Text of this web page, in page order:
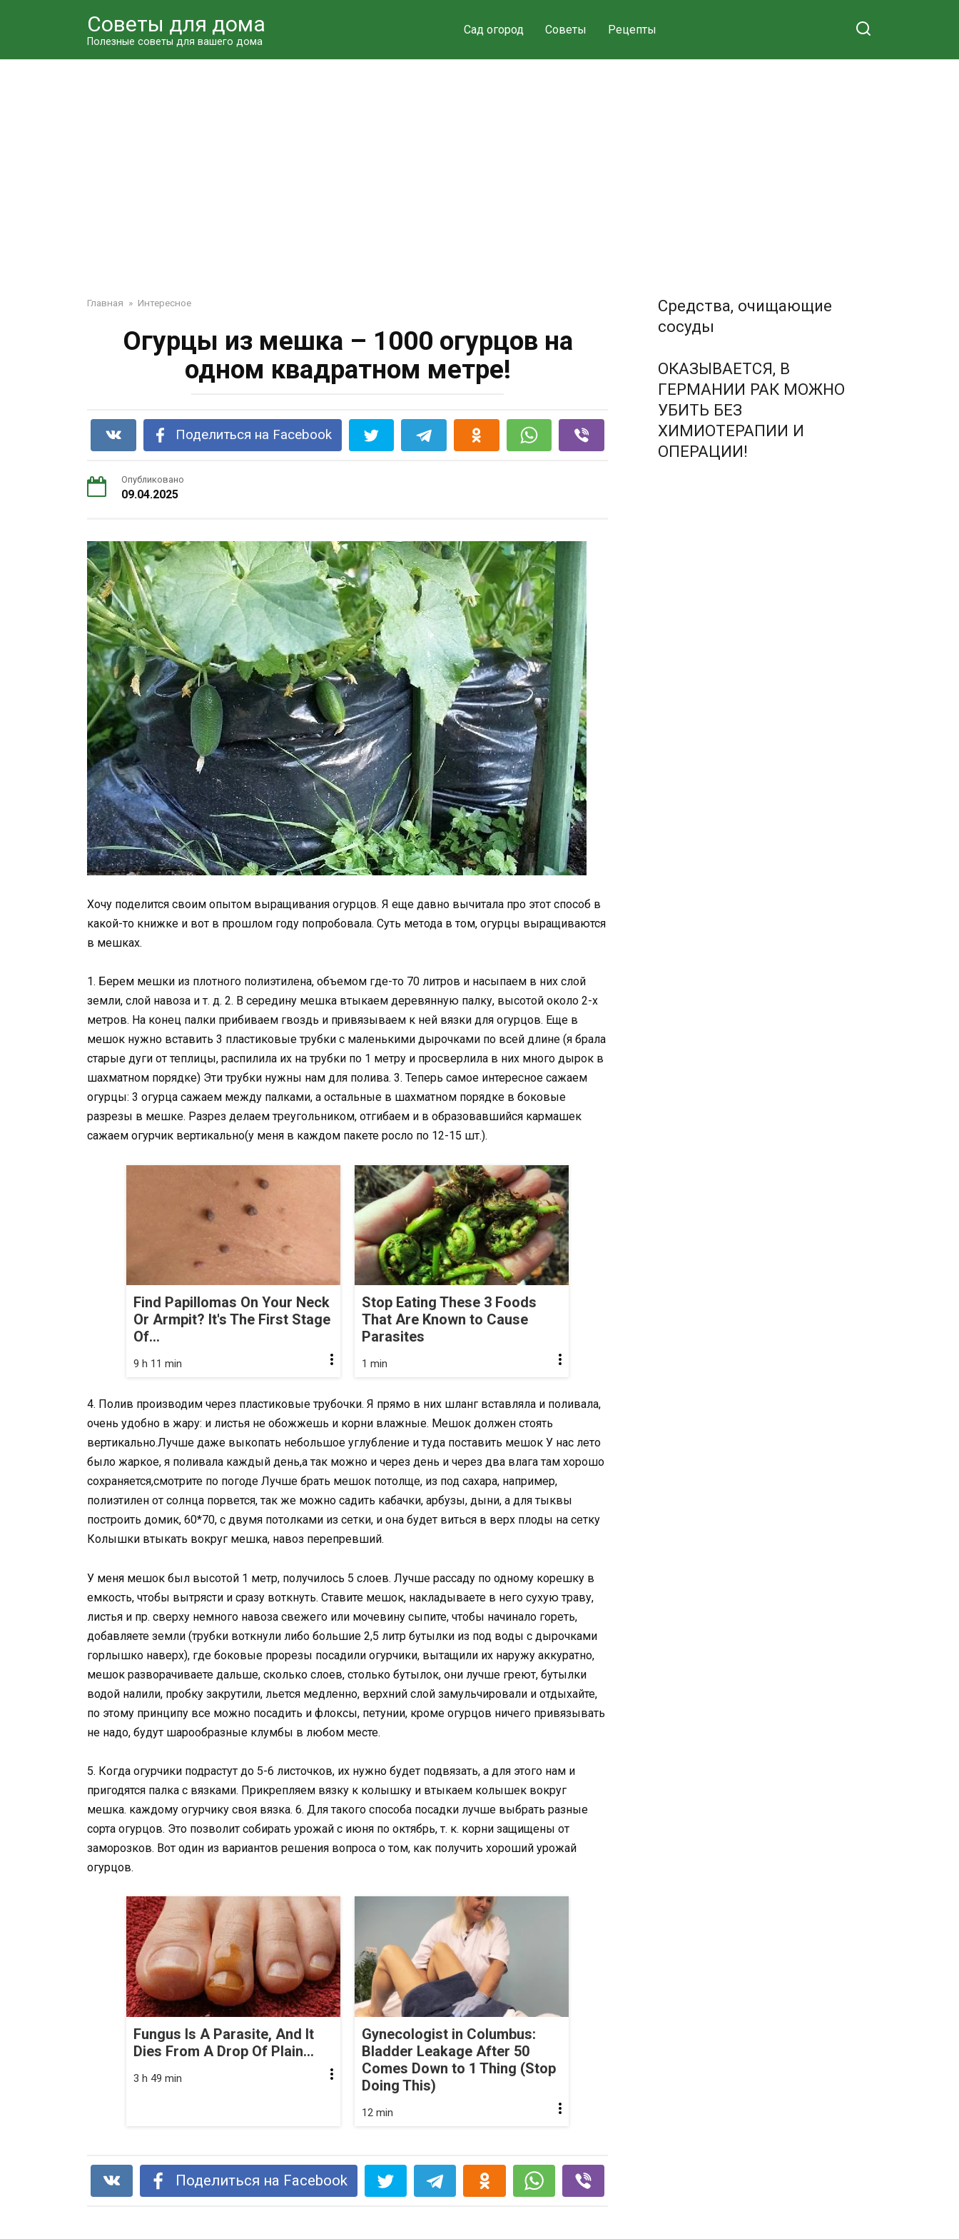
Советы для дома
Полезные советы для вашего дома
Сад огород Советы Рецепты
Главная » Интересное
Огурцы из мешка – 1000 огурцов на
одном квадратном метре!
Поделиться на Facebook
Опубликовано
09.04.2025
Хочу поделится своим опытом выращивания огурцов. Я еще давно вычитала про этот способ в
какой-то книжке и вот в прошлом году попробовала. Суть метода в том, огурцы выращиваются
в мешках.
1. Берем мешки из плотного полиэтилена, объемом где-то 70 литров и насыпаем в них слой
земли, слой навоза и т. д. 2. В середину мешка втыкаем деревянную палку, высотой около 2-х
метров. На конец палки прибиваем гвоздь и привязываем к ней вязки для огурцов. Еще в
мешок нужно вставить 3 пластиковые трубки с маленькими дырочками по всей длине (я брала
старые дуги от теплицы, распилила их на трубки по 1 метру и просверлила в них много дырок в
шахматном порядке) Эти трубки нужны нам для полива. 3. Теперь самое интересное сажаем
огурцы: 3 огурца сажаем между палками, а остальные в шахматном порядке в боковые
разрезы в мешке. Разрез делаем треугольником, отгибаем и в образовавшийся кармашек
сажаем огурчик вертикально(у меня в каждом пакете росло по 12-15 шт.).
Find Papillomas On Your Neck
Or Armpit? It's The First Stage
Of...
9 h 11 min
Stop Eating These 3 Foods
That Are Known to Cause
Parasites
1 min
4. Полив производим через пластиковые трубочки. Я прямо в них шланг вставляла и поливала,
очень удобно в жару: и листья не обожжешь и корни влажные. Мешок должен стоять
вертикально.Лучше даже выкопать небольшое углубление и туда поставить мешок У нас лето
было жаркое, я поливала каждый день,а так можно и через день и через два влага там хорошо
сохраняется,смотрите по погоде Лучше брать мешок потолще, из под сахара, например,
полиэтилен от солнца порвется, так же можно садить кабачки, арбузы, дыни, а для тыквы
построить домик, 60*70, с двумя потолками из сетки, и она будет виться в верх плоды на сетку
Колышки втыкать вокруг мешка, навоз перепревший.
У меня мешок был высотой 1 метр, получилось 5 слоев. Лучше рассаду по одному корешку в
емкость, чтобы вытрясти и сразу воткнуть. Ставите мешок, накладываете в него сухую траву,
листья и пр. сверху немного навоза свежего или мочевину сыпите, чтобы начинало гореть,
добавляете земли (трубки воткнули либо большие 2,5 литр бутылки из под воды с дырочками
горлышко наверх), где боковые прорезы посадили огурчики, вытащили их наружу аккуратно,
мешок разворачиваете дальше, сколько слоев, столько бутылок, они лучше греют, бутылки
водой налили, пробку закрутили, льется медленно, верхний слой замульчировали и отдыхайте,
по этому принципу все можно посадить и флоксы, петунии, кроме огурцов ничего привязывать
не надо, будут шарообразные клумбы в любом месте.
5. Когда огурчики подрастут до 5-6 листочков, их нужно будет подвязать, а для этого нам и
пригодятся палка с вязками. Прикрепляем вязку к колышку и втыкаем колышек вокруг
мешка. каждому огурчику своя вязка. 6. Для такого способа посадки лучше выбрать разные
сорта огурцов. Это позволит собирать урожай с июня по октябрь, т. к. корни защищены от
заморозков. Вот один из вариантов решения вопроса о том, как получить хороший урожай
огурцов.
Fungus Is A Parasite, And It
Dies From A Drop Of Plain...
3 h 49 min
Gynecologist in Columbus:
Bladder Leakage After 50
Comes Down to 1 Thing (Stop
Doing This)
12 min
Поделиться на Facebook
Средства, очищающие
сосуды
ОКАЗЫВАЕТСЯ, В
ГЕРМАНИИ РАК МОЖНО
УБИТЬ БЕЗ
ХИМИОТЕРАПИИ И
ОПЕРАЦИИ!